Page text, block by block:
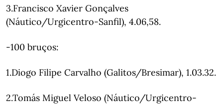
3.Francisco Xavier Gonçalves
(Náutico/Urgicentro-Sanfil), 4.06,58.
-100 bruços:
1.Diogo Filipe Carvalho (Galitos/Bresimar), 1.03.32.
2.Tomás Miguel Veloso (Náutico/Urgicentro-